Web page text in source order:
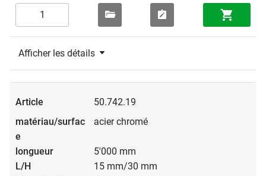
Afficher les détails
50.742.19
acier chromé
5'000 mm
15 mm/30 mm